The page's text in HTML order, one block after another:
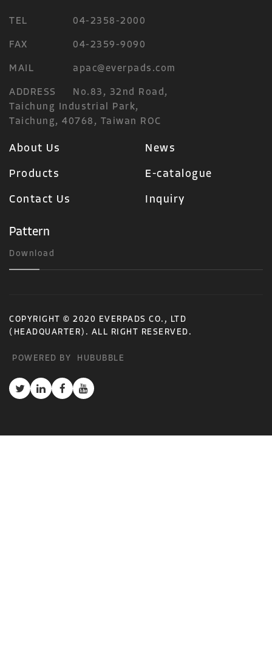
TEL 04-2358-2000
FAX 04-2359-9090
MAIL apac@everpads.com
ADDRESS
No.83, 32nd Road,
Taichung Industrial Park,
Taichung, 40768, Taiwan ROC
About Us News
Products E-catalogue
Contact Us Inquiry
Pattern
Download
COPYRIGHT © 2020 EVERPADS CO., LTD
(HEADQUARTER). ALL RIGHT RESERVED.
POWERED BY HUBUBBLE